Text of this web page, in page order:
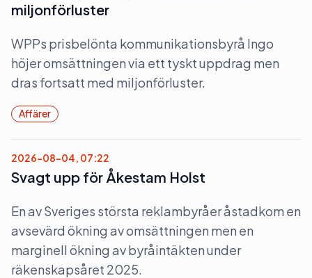
miljonförluster
WPPs prisbelönta kommunikationsbyrå Ingo
höjer omsättningen via ett tyskt uppdrag men
dras fortsatt med miljonförluster.
Affärer
2026-08-04, 07:22
Svagt upp för Åkestam Holst
En av Sveriges största reklambyråer åstadkom en
avsevärd ökning av omsättningen men en
marginell ökning av byråintäkten under
räkenskapsåret 2025.